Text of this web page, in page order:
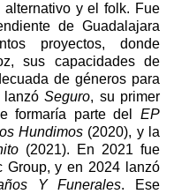
y el folk. Fue
de Guadalajara
proyectos, donde
sus capacidades de
de géneros para
lanzóSeguro, su primer
formaría parte del EP
Hundimos(2020), y la
(2021). En 2021 fue
Group, y en 2024 lanzó
Y Funerales. Ese